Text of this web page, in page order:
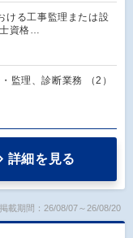
ける工事監理または設
資格…
監理、診断業務 （2）
詳細を見る
掲載期間：26/08/07～26/08/20